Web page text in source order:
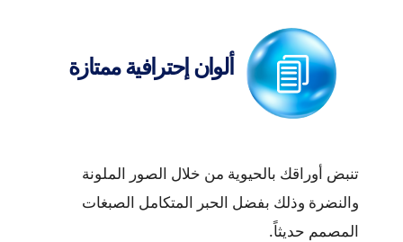
ألوان إحترافية ممتازة
تنبض أوراقك بالحيوية من خلال الصور الملونة
والنضرة وذلك بفضل الحبر المتكامل الصبغات
المصمم حديثاً.